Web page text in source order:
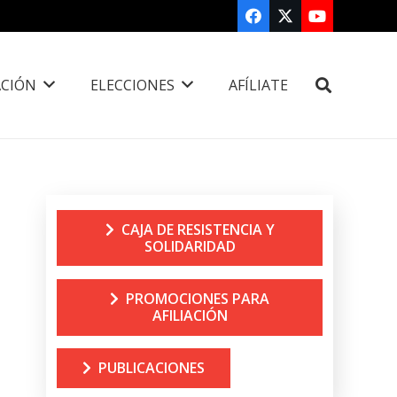
ELECCIONES AFÍLIATE
CAJA DE RESISTENCIA Y
SOLIDARIDAD
PROMOCIONES PARA
AFILIACIÓN
PUBLICACIONES